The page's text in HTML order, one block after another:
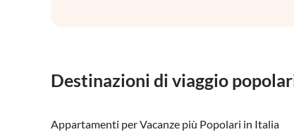
Destinazioni di viaggio
Appartamenti per Vacanze più Popolari in Italia